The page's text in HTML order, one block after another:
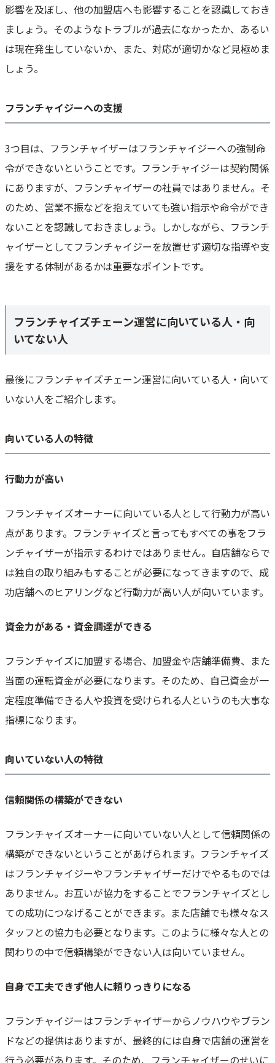
影響を及ぼし、他の加盟店へも影響することを認識しておき
ましょう。そのようなトラブルが過去になかったか、あるい
は現在発生していないか、また、対応が適切かなど見極めま
しょう。
フランチャイジーへの支援
3つ目は、フランチャイザーはフランチャイジーへの強制命
令ができないということです。フランチャイジーは契約関係
にありますが、フランチャイザーの社員ではありません。そ
のため、営業不振などを抱えていても強い指示や命令ができ
ないことを認識しておきましょう。しかしながら、フランチ
ャイザーとしてフランチャイジーを放置せず適切な指導や支
援をする体制があるかは重要なポイントです。
フランチャイズチェーン運営に向いている人・向
いてない人
最後にフランチャイズチェーン運営に向いている人・向いて
いない人をご紹介します。
向いている人の特徴
行動力が高い
フランチャイズオーナーに向いている人として行動力が高い
点があります。フランチャイズと言ってもすべての事をフラ
ンチャイザーが指示するわけではありません。自店舗ならで
は独自の取り組みもすることが必要になってきますので、成
功店舗へのヒアリングなど行動力が高い人が向いています。
資金力がある・資金調達ができる
フランチャイズに加盟する場合、加盟金や店舗準備費、また
当面の運転資金が必要になります。そのため、自己資金が一
定程度準備できる人や投資を受けられる人というのも大事な
指標になります。
向いていない人の特徴
信頼関係の構築ができない
フランチャイズオーナーに向いていない人として信頼関係の
構築ができないということがあげられます。フランチャイズ
はフランチャイジーやフランチャイザーだけでやるものでは
ありません。お互いが協力をすることでフランチャイズとし
ての成功につなげることができます。また店舗でも様々なス
タッフとの協力も必要となります。このように様々な人との
関わりの中で信頼構築ができない人は向いていません。
自身で工夫できず他人に頼りっきりになる
フランチャイジーはフランチャイザーからノウハウやブラン
ドなどの提供はありますが、最終的には自身で店舗の運営を
行う必要があります。そのため、フランチャイザーのせいに